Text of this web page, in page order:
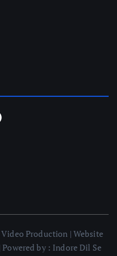
Production | Website
by : Indore Dil Se